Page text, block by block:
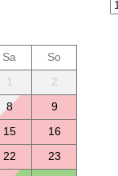
Sa
So
1
2
8
9
15
16
22
23